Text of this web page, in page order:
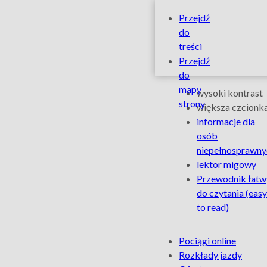
ŁKA
Sprinter
–
dekada
prędkości
komfortu
Łodzią
Szybkie
linki
Przejdź
do
treści
Przejdź
do
mapy
strony
Ułatwienia
dla
osób
wysoki kontrast
większa
informacje dla
osób
lektor migowy
Przewodnik
do czytania(easy
to read)
skróty
Pociągi online
Rozkłady jazdy